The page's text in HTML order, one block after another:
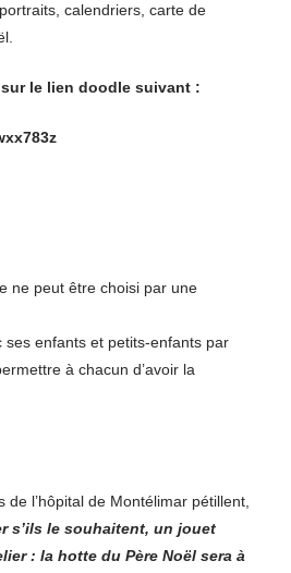
calendriers, carte de
le lien doodle suivant :
ne peut être choisi par une
enfants et petits-enfants par
à chacun d’avoir la
l’hôpital de Montélimar pétillent,
s’ils le souhaitent, un jouet
: la hotte du Père Noël sera à